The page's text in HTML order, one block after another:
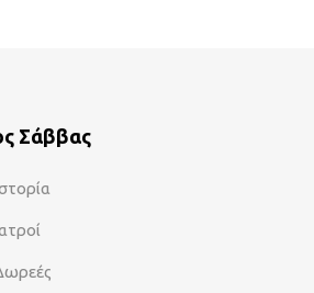
Σάββας